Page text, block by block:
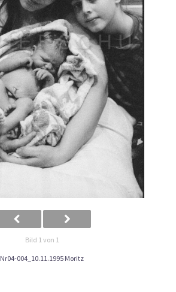
Bild 1 von 1
Nr04-004_10.11.1995 Moritz